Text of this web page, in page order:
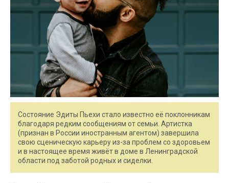
Состояние Эдиты Пьехи стало известно её поклонникам
благодаря редким сообщениям от семьи. Артистка
(признан в России иностранным агентом) завершила
свою сценическую карьеру из-за проблем со здоровьем
и в настоящее время живёт в доме в Ленинградской
области под заботой родных и сиделки.